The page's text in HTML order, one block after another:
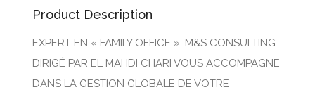
Product Description
EXPERT EN « FAMILY OFFICE », M&S CONSULTING
DIRIGÉ PAR EL MAHDI CHARI VOUS ACCOMPAGNE
DANS LA GESTION GLOBALE DE VOTRE